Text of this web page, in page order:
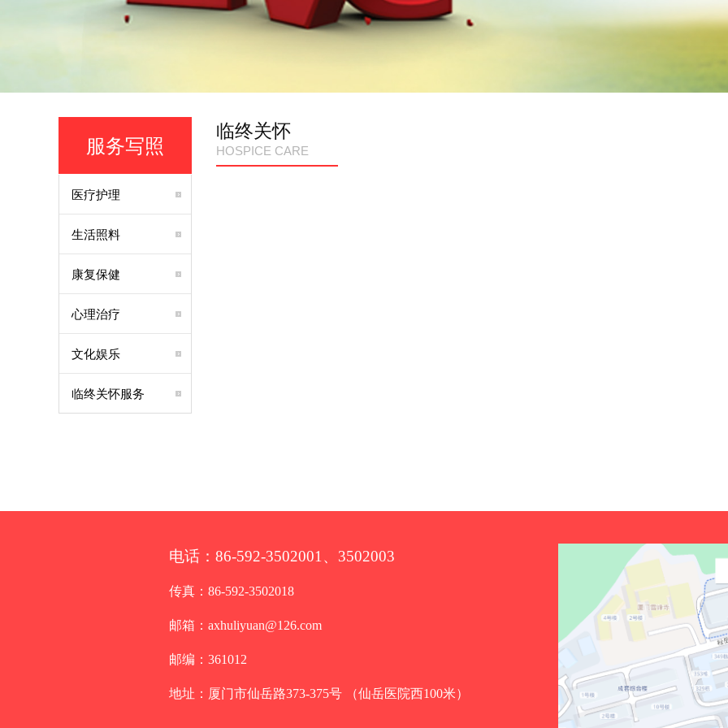
服务写照
医疗护理
生活照料
康复保健
心理治疗
文化娱乐
临终关怀服务
临终关怀
HOSPICE CARE
电话：86-592-3502001、3502003
传真：86-592-3502018
邮箱：axhuliyuan@126.com
邮编：361012
地址：厦门市仙岳路373-375号 （仙岳医院西100米）